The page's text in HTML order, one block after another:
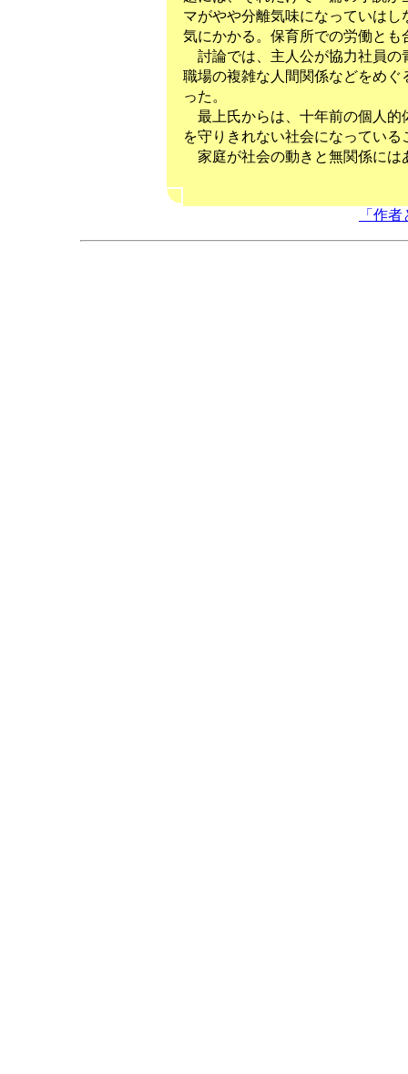
マがやや分離気味になっていは
気にかかる。保育所での労働と
討論では、主人公が協力社員の
職場の複雑な人間関係などをめ
った。
最上氏からは、十年前の個人的
を守りきれない社会になってい
家庭が社会の動きと無関係には
「作